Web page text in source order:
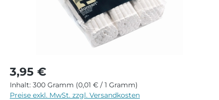
Regulärer Preis:
3,95 €
Inhalt: 300 Gramm (0,01 € / 1 Gramm)
Preise exkl. MwSt. zzgl. Versandkosten